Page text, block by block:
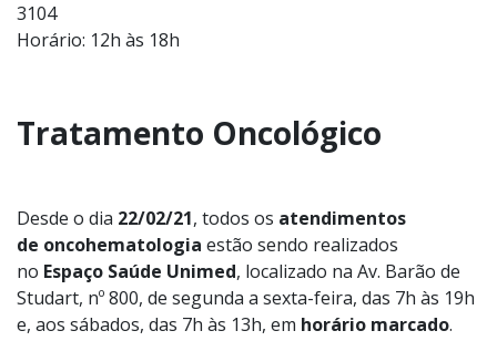
3104
Horário: 12h às 18h
Tratamento Oncológico
Desde o dia 22/02/21, todos os atendimentos
de oncohematologia estão sendo realizados
no Espaço Saúde Unimed, localizado na Av. Barão de
Studart, nº 800, de segunda a sexta-feira, das 7h às 19h
e, aos sábados, das 7h às 13h, em horário marcado.